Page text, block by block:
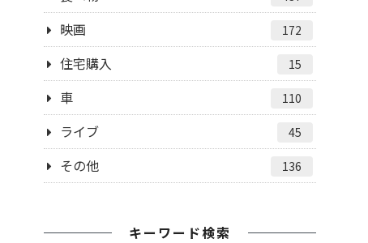
映画 172
住宅購入 15
車 110
ライブ 45
その他 136
キーワード検索